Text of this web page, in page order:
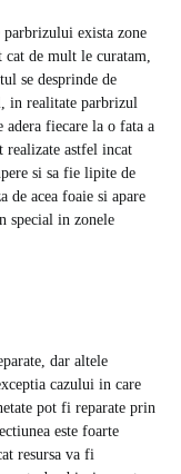
exista zone
de mult le curatam,
se desprinde de
in realitate parbrizul
fiecare la o fata a
realizate astfel incat
si sa fie lipite de
de acea foaie si apare
special in zonele
dar altele
cazului in care
pot fi reparate prin
este foarte
resursa va fi